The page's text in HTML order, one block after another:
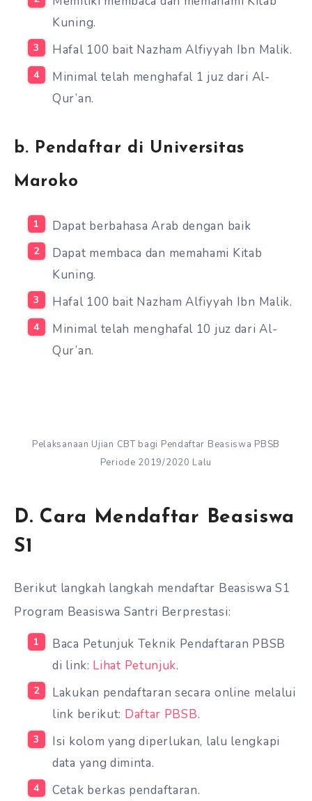
Kuning.
Hafal 100 bait Nazham Alfiyyah Ibn Malik.
Minimal telah menghafal 1 juz dari Al-
Qur’an.
b. Pendaftar di Universitas
Maroko
Dapat berbahasa Arab dengan baik
Dapat membaca dan memahami Kitab
Kuning.
Hafal 100 bait Nazham Alfiyyah Ibn Malik.
Minimal telah menghafal 10 juz dari Al-
Qur’an.
Pelaksanaan Ujian CBT bagi Pendaftar Beasiswa PBSB
Periode 2019/2020 Lalu
D. Cara Mendaftar Beasiswa
S1
Berikut langkah langkah mendaftar Beasiswa S1
Program Beasiswa Santri Berprestasi:
Baca Petunjuk Teknik Pendaftaran PBSB
di link: Lihat Petunjuk.
Lakukan pendaftaran secara online melalui
link berikut: Daftar PBSB.
Isi kolom yang diperlukan, lalu lengkapi
data yang diminta.
Cetak berkas pendaftaran.